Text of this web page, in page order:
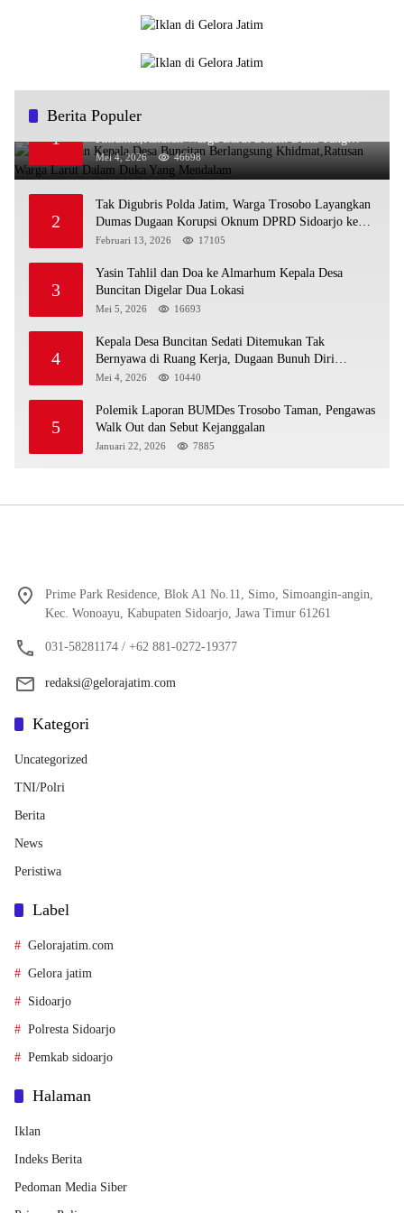
Berita Populer
1
Pemakaman Kepala Desa Buncitan Berlangsung
Khidmat,Ratusan Warga Larut Dalam Duka Yang
Mendalam
Mei 4, 2026 46698
2
Tak Digubris Polda Jatim, Warga Trosobo Layangkan
Dumas Dugaan Korupsi Oknum DPRD Sidoarjo ke
Kapolri
Februari 13, 2026 17105
3
Yasin Tahlil dan Doa ke Almarhum Kepala Desa
Buncitan Digelar Dua Lokasi
Mei 5, 2026 16693
4
Kepala Desa Buncitan Sedati Ditemukan Tak
Bernyawa di Ruang Kerja, Dugaan Bunuh Diri
Menguat
Mei 4, 2026 10440
5
Polemik Laporan BUMDes Trosobo Taman, Pengawas
Walk Out dan Sebut Kejanggalan
Januari 22, 2026 7885
Prime Park Residence, Blok A1 No.11, Simo, Simoangin-angin,
Kec. Wonoayu, Kabupaten Sidoarjo, Jawa Timur 61261
031-58281174 / +62 881-0272-19377
redaksi@gelorajatim.com
Kategori
Uncategorized
TNI/Polri
Berita
News
Peristiwa
Label
Gelorajatim.com
Gelora jatim
Sidoarjo
Polresta Sidoarjo
Pemkab sidoarjo
Halaman
Iklan
Indeks Berita
Pedoman Media Siber